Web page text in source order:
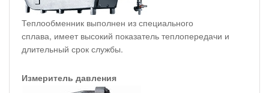
Теплообменник выполнен из специального
сплава, имеет высокий показатель теплопередачи и
длительный срок службы.
Измеритель давления